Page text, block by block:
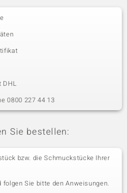
DHL
0800 227 44 13
Sie bestellen:
bzw. die Schmuckstücke Ihrer
folgen Sie bitte den Anweisungen.